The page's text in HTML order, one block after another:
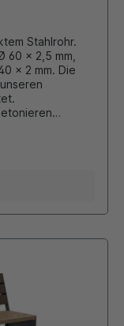
Stahlrohr.
60 x 2,5 mm,
2 mm. Die
mm